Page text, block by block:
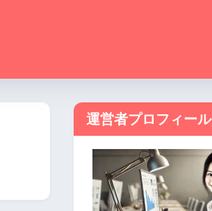
運営者プロフィール